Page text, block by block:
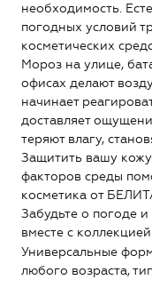
необходимость.
погодных условий
косметических
Мороз на улице,
офисах делают
начинает
доставляет
теряют влагу,
Защитить вашу
факторов среды
косметика от
Забудьте о погоде
вместе с коллекцией
Универсальные
любого возраста,